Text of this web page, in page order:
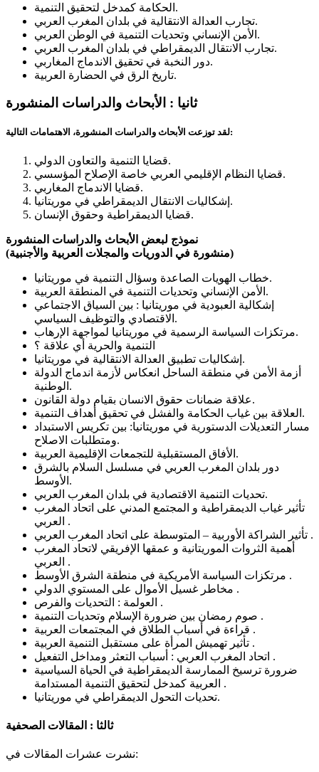
الحكامة كمدخل لتحقيق التنمية.
تجارب العدالة الانتقالية في بلدان المغرب العربي.
الأمن الإنساني وتحديات التنمية في الوطن العربي.
تجارب الانتقال الديمقراطي في بلدان المغرب العربي.
دور النخبة في تحقيق الاندماج المغاربي.
تاريخ الرق في الحضارة العربية.
ثانيا : الأبحاث والدراسات المنشورة
لقد توزعت الأبحاث والدراسات المنشورة، الاهتمامات التالية:
قضايا التنمية والتعاون الدولي.
قضايا النظام الإقليمي العربي خاصة الإصلاح المؤسسي.
قضايا الاندماج المغاربي.
إشكاليات الانتقال الديمقراطي في موريتانيا.
قضايا الديمقراطية وحقوق الإنسان.
نموذج لبعض الأبحاث والدراسات المنشورة
(منشورة في الدوريات والمجلات العربية والأجنبية)
خطاب الهويات الصاعدة وسؤال التنمية في موريتانيا.
الأمن الإنساني وتحديات التنمية في المنطقة العربية.
إشكالية العبودية في موريتانيا : بين السياق الاجتماعي
الاقتصادي والتوظيف السياسي.
مرتكزات السياسة الرسمية في موريتانيا لمواجهة الإرهاب.
التنمية والحرية أي علاقة ؟
إشكاليات تطبيق العدالة الانتقالية في موريتانيا.
أزمة الأمن في منطقة الساحل انعكاس لأزمة اندماج الدولة
الوطنية.
علاقة ضمانات حقوق الانسان بقيام دولة القانون.
العلاقة بين غياب الحكامة والفشل في تحقيق أهداف التنمية.
مسار التعديلات الدستورية في موريتانيا: بين تكريس الاستبداد
ومتطلبات الاصلاح.
الأفاق المستقبلية للتجمعات الإقليمية العربية.
دور بلدان المغرب العربي في مسلسل السلام بالشرق
الأوسط.
تحديات التنمية الاقتصادية في بلدان المغرب العربي.
تأثير غياب الديمقراطية و المجتمع المدني على اتحاد المغرب
العربي .
تأثير الشراكة الأوربية – المتوسطة على اتحاد المغرب العربي .
أهمية الثروات الموريتانية و عمقها الإفريقي لاتحاد المغرب
العربي .
مرتكزات السياسة الأمريكية في منطقة الشرق الأوسط .
مخاطر غسيل الأموال على المستوي الدولي .
العولمة : التحديات والفرص .
صوم رمضان بين ضرورة الإسلام وتحديات التنمية .
قراءة في أسباب الطلاق في المجتمعات العربية .
تأثير تهميش المرأة على مستقبل التنمية العربية .
اتحاد المغرب العربي : أسباب التعثر ومداخل التفعيل .
ضرورة ترسيخ الممارسة الديمقراطية في الحياة السياسية
العربية كمدخل لتحقيق التنمية المستدامة .
تحديات التحول الديمقراطي في موريتانيا.
ثالثا : المقالات الصحفية
نشرت عشرات المقالات في: